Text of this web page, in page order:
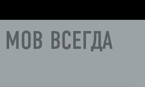
MOB ВСЕГДА